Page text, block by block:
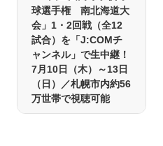
球選手権 南北海道大
会」1・2回戦（全12
試合）を「J:COMチ
ャンネル」で生中継！
7月10日（木）～13日
（日）／札幌市内約56
万世帯で視聴可能